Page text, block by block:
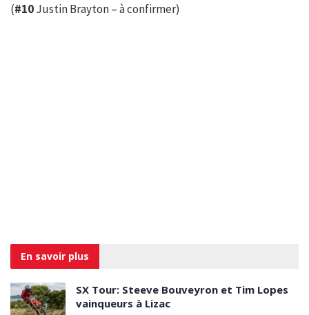
(#10Justin Brayton – à confirmer)
En savoir plus
SX Tour: Steeve Bouveyron et Tim Lopes
vainqueurs à Lizac